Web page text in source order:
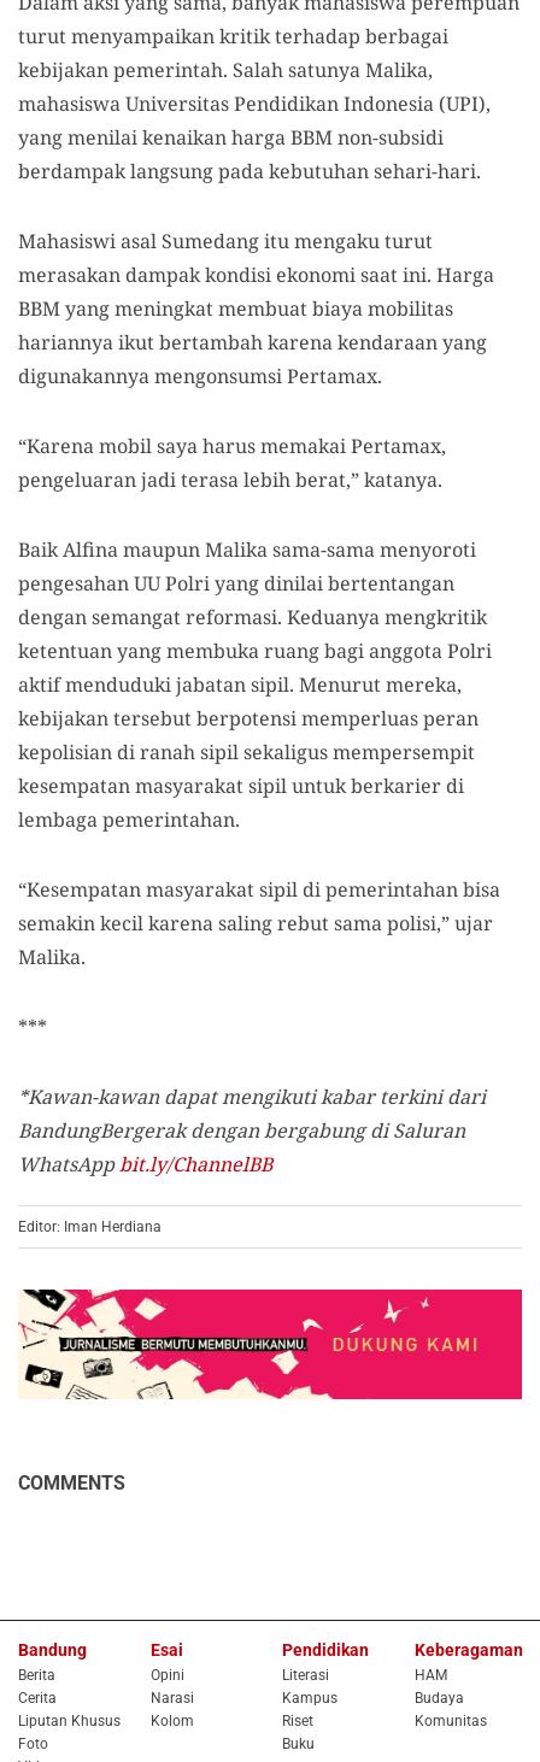
turut menyampaikan kritik terhadap berbagai
kebijakan pemerintah. Salah satunya Malika,
mahasiswa Universitas Pendidikan Indonesia (UPI),
yang menilai kenaikan harga BBM non-subsidi
berdampak langsung pada kebutuhan sehari-hari.
Mahasiswi asal Sumedang itu mengaku turut
merasakan dampak kondisi ekonomi saat ini. Harga
BBM yang meningkat membuat biaya mobilitas
hariannya ikut bertambah karena kendaraan yang
digunakannya mengonsumsi Pertamax.
“Karena mobil saya harus memakai Pertamax,
pengeluaran jadi terasa lebih berat,” katanya.
Baik Alfina maupun Malika sama-sama menyoroti
pengesahan UU Polri yang dinilai bertentangan
dengan semangat reformasi. Keduanya mengkritik
ketentuan yang membuka ruang bagi anggota Polri
aktif menduduki jabatan sipil. Menurut mereka,
kebijakan tersebut berpotensi memperluas peran
kepolisian di ranah sipil sekaligus mempersempit
kesempatan masyarakat sipil untuk berkarier di
lembaga pemerintahan.
“Kesempatan masyarakat sipil di pemerintahan bisa
semakin kecil karena saling rebut sama polisi,” ujar
Malika.
***
*Kawan-kawan dapat mengikuti kabar terkini dari
BandungBergerak dengan bergabung di Saluran
WhatsAppbit.ly/ChannelBB
Editor: Iman Herdiana
COMMENTS
Bandung
Berita
Cerita
Liputan Khusus
Foto
Esai
Opini
Narasi
Kolom
Pendidikan
Literasi
Kampus
Riset
Buku
Keberagaman
HAM
Budaya
Komunitas